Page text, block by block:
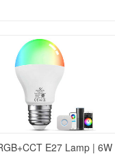
E27 Lamp | 6W